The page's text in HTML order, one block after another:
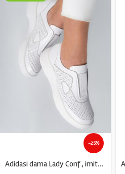
-25%
Adidasi dama Lady Conf , imitatie de piele, alb